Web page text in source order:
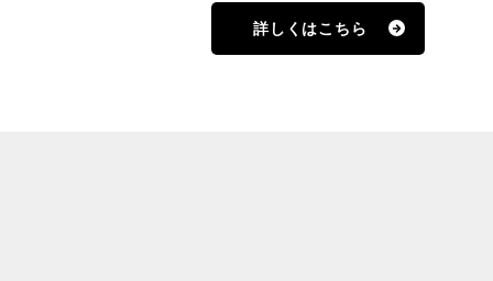
扱いに長けたパフォーマーを通常よ
り１万円ほどお安く派遣しますの
で、非常にお得でおすすめなプラン
詳しくはこちら